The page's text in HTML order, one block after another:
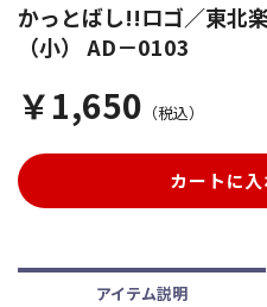
かっとばし!!ロゴ／東北
（小） AD－0103
￥1,650 （税込）
カートに入
アイテム説明